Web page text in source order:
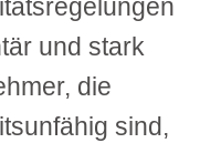
und stark
die
sind,